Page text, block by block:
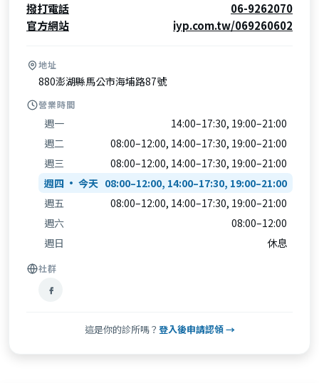
撥打電話
06-9262070
官方網站
iyp.com.tw/069260602
地址
880澎湖縣馬公市海埔路87號
營業時間
週一
14:00–17:30, 19:00–21:00
週二
08:00–12:00, 14:00–17:30, 19:00–21:00
週三
08:00–12:00, 14:00–17:30, 19:00–21:00
週四
08:00–12:00, 14:00–17:30, 19:00–21:00
週五
08:00–12:00, 14:00–17:30, 19:00–21:00
週六
08:00–12:00
週日
休息
社群
這是你的診所嗎？ 登入後申請認領 →